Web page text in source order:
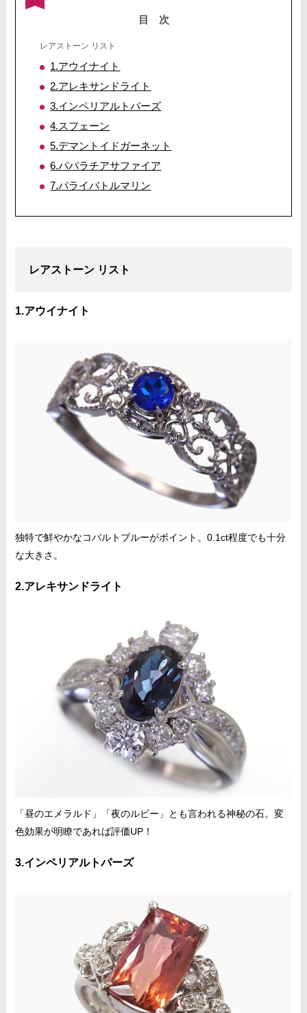
目次
レアストーン リスト
1.アウイナイト
2.アレキサンドライト
3.インペリアルトパーズ
4.スフェーン
5.デマントイドガーネット
6.パパラチアサファイア
7.パライバトルマリン
レアストーン リスト
1.アウイナイト
独特で鮮やかなコバルトブルーがポイント。0.1ct程度でも十分
な大きさ。
2.アレキサンドライト
「昼のエメラルド」「夜のルビー」とも言われる神秘の石。変
色効果が明瞭であれば評価UP！
3.インペリアルトパーズ